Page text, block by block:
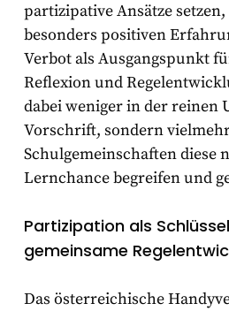
partizipative Ansätze
besonders positiven
Verbot als Ausgangspunkt
Reflexion und
dabei weniger in der reinen
Vorschrift, sondern
Schulgemeinschaften diese
Lernchance begreifen und
Partizipation als
gemeinsame
Das österreichische